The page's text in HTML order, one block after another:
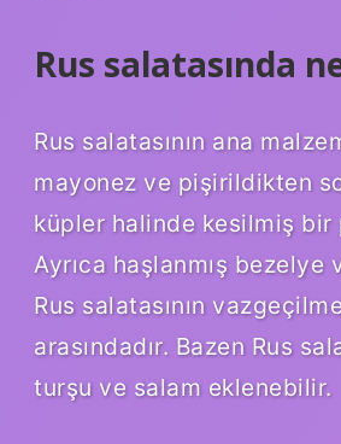
Rus salatasında
Rus salatasının ana
mayonez ve pişirildikten
küpler halinde kesilmiş bir
Ayrıca haşlanmış bezelye
Rus salatasının
arasındadır. Bazen Rus
turşu ve salam eklenebilir.